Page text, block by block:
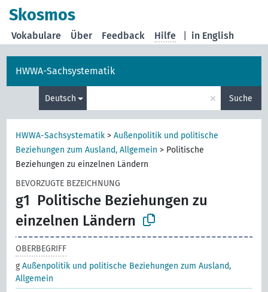
Skosmos
in English
Vokabulare Über Feedback Hilfe
HWWA-Sachsystematik
Deutsch × Suche
HWWA-Sachsystematik >Außenpolitik und politische
Beziehungen zum Ausland, Allgemein > Politische
Beziehungen zu einzelnen Ländern
BEVORZUGTE BEZEICHNUNG
g1 Politische Beziehungen zu
einzelnen Ländern
OBERBEGRIFF
gAußenpolitik und politische Beziehungen zum Ausland,
Allgemein